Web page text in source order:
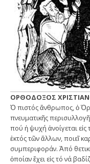
ΟΡΘΟΔΟΞΟΣ
Ὁ πιστός ἄνθρωπος, ὁ
πνευματικῆς
πού ἡ ψυχή ἀνοίγεται εἰς
ἐκτός τῶν ἄλλων, ποιεῖ
συμπεριφοράν. Ἀπό
ὁποίαν ἔχει εἰς τό νά